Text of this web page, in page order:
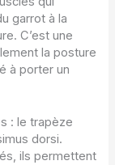
garrot à la
C’est une
la posture
à porter un
: le trapèze
dorsi.
ils permettent